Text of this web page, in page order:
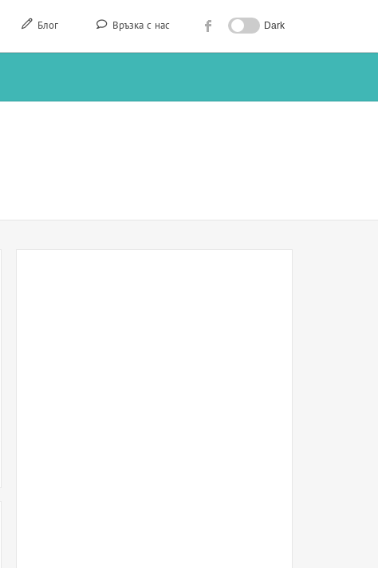
Блог Връзка с нас Dark